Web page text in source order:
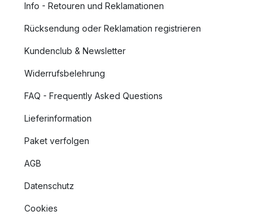
Info - Retouren und Reklamationen
Rücksendung oder Reklamation registrieren
Kundenclub & Newsletter
Widerrufsbelehrung
FAQ - Frequently Asked Questions
Lieferinformation
Paket verfolgen
AGB
Datenschutz
Cookies